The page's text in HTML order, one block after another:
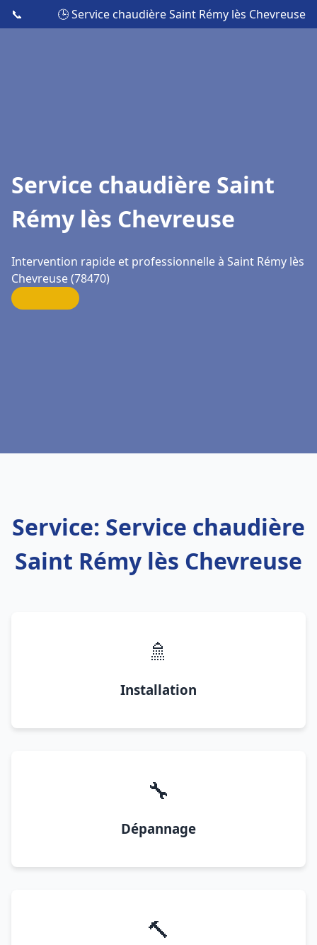
📞 🕒 Service chaudière Saint Rémy lès Chevreuse
Service chaudière Saint
Rémy lès Chevreuse
Intervention rapide et professionnelle à Saint Rémy lès
Chevreuse (78470)
Service: Service chaudière
Saint Rémy lès Chevreuse
🚿
Installation
🔧
Dépannage
🔨